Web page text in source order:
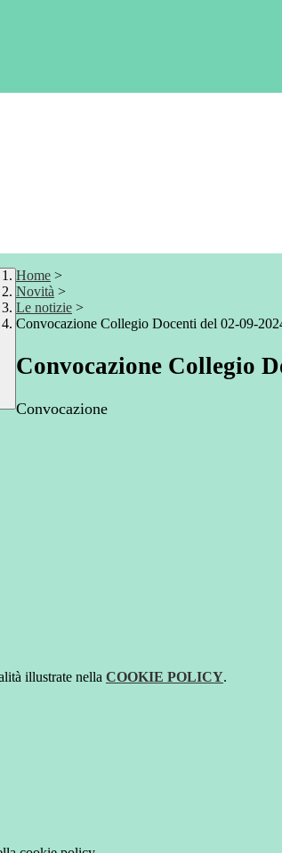
Home >
Novità >
Le notizie >
Convocazione Collegio Docenti del 02-09-
Convocazione Collegio
Convocazione
illustrate nella COOKIE POLICY.